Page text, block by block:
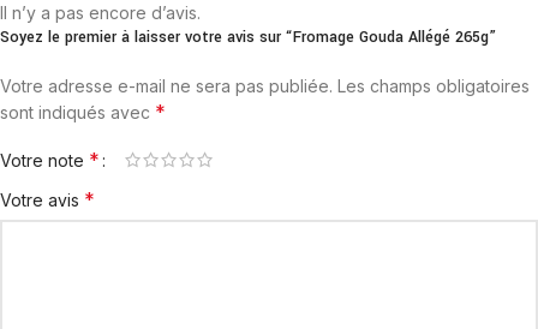
Il n’y a pas encore d’avis.
Soyez le premier à laisser votre avis sur “Fromage Gouda Allégé 265g”
Votre adresse e-mail ne sera pas publiée. Les champs obligatoires
sont indiqués avec *
Votre note *
Votre avis *